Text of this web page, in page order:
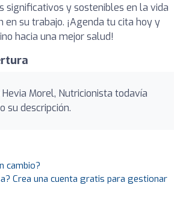
significativos y sostenibles en la vida
en su trabajo. ¡Agenda tu cita hoy y
hacia una mejor salud!
Hevia Morel, Nutricionista todavía
su descripción.
cambio?
Crea una cuenta gratis para gestionar